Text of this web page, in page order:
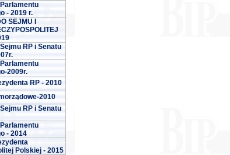
- 2019 r.
SEJMU I
RP i Senatu
2009r.
RP - 2010
2010
RP i Senatu
- 2014
Polskiej - 2015